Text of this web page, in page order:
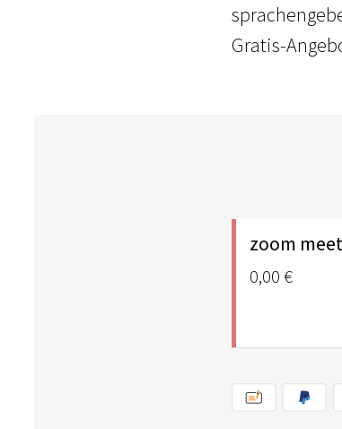
Gratis-
zoom
0,00 €